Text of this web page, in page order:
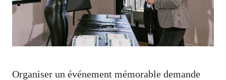
Organiser un événement mémorable demande